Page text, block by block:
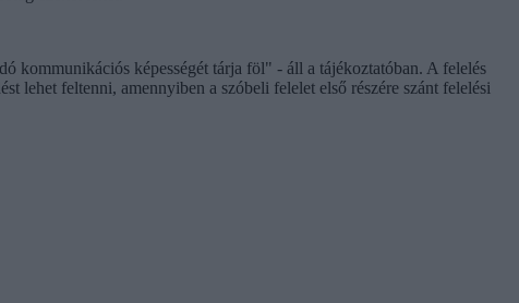
kommunikációs képességét tárja föl" - áll a tájékoztatóban. A felelés
lehet feltenni, amennyiben a szóbeli felelet első részére szánt felelési